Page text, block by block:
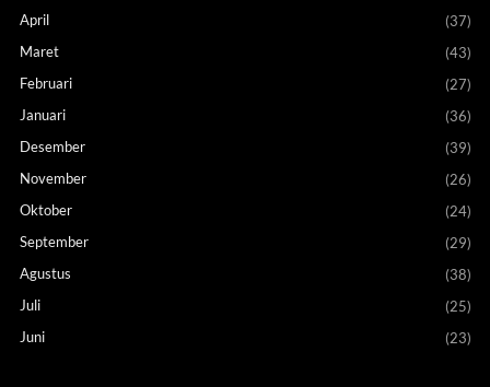
April
(37)
Maret
(43)
Februari
(27)
Januari
(36)
Desember
(39)
November
(26)
Oktober
(24)
September
(29)
Agustus
(38)
Juli
(25)
Juni
(23)